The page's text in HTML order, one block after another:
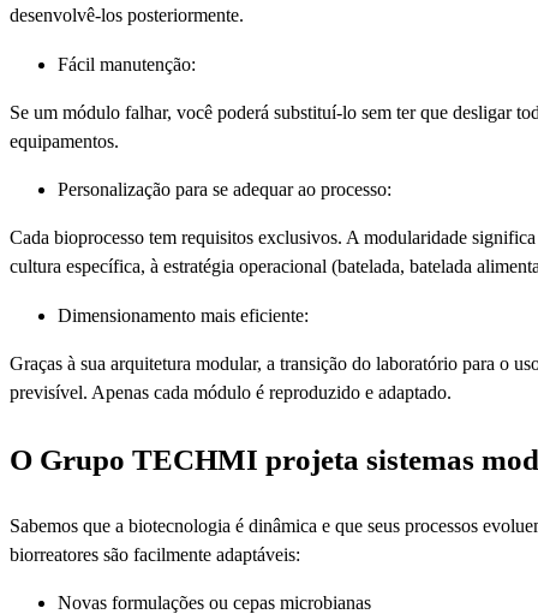
desenvolvê-los posteriormente.
Fácil manutenção:
Se um módulo falhar, você poderá substituí-lo sem ter que desligar
equipamentos.
Personalização para se adequar ao processo:
Cada bioprocesso tem requisitos exclusivos. A modularidade
cultura específica, à estratégia operacional (batelada, batelada
Dimensionamento mais eficiente:
Graças à sua arquitetura modular, a transição do laboratório para o
previsível. Apenas cada módulo é reproduzido e adaptado.
O Grupo TECHMI projeta sistemas
Sabemos que a biotecnologia é dinâmica e que seus processos
biorreatores são facilmente adaptáveis:
Novas formulações ou cepas microbianas